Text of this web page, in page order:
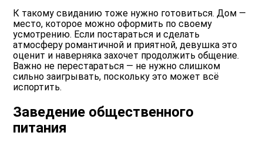
К такому свиданию тоже нужно готовиться. Дом —
место, которое можно оформить по своему
усмотрению. Если постараться и сделать
атмосферу романтичной и приятной, девушка это
оценит и наверняка захочет продолжить общение.
Важно не перестараться — не нужно слишком
сильно заигрывать, поскольку это может всё
испортить.
Заведение общественного
питания